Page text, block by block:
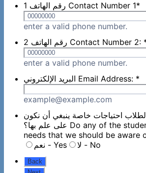
1 رقم الهاتف Contact Number 1*
enter a valid phone number.
2 رقم الهاتف Contact Number 2:
enter a valid phone number.
البريد الإلكتروني Email Address: *
example@example.com
احتياجات خاصة ينبغي أن نكون
على علم بها؟ Do any of the students have special
needs that we should be aware
نعم - Yes
لا - No
Back